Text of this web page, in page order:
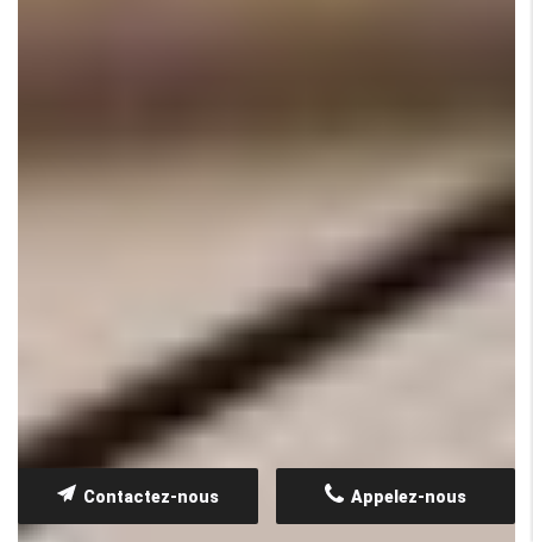
Appelez-nous
Contactez-nous